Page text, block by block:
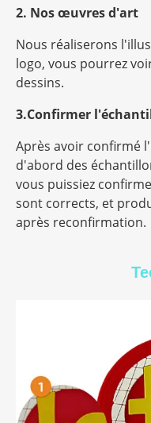
2. Nos œuvres d'art
Nous réaliserons
logo, vous pourrez
dessins.
3.Confirmer
Après avoir confirmé
d'abord des
vous puissiez
sont corrects, et
après reconfirmation.